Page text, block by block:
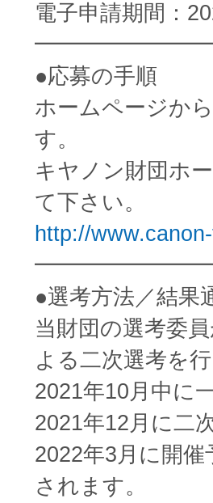
電子申請期間：
●応募の手順
ホームページか
す。
キヤノン財団ホ
て下さい。
http://
●選考方法／結果
当財団の選考委
よる二次選考を
2021年10月中に
2021年12月に二
2022年3月に開
されます。